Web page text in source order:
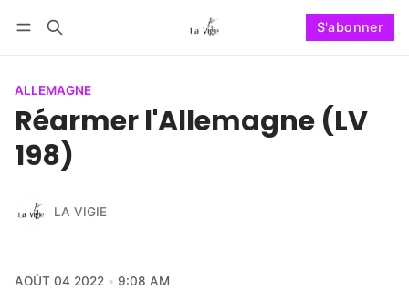
S'abonner
ALLEMAGNE
Réarmer l'Allemagne (LV
198)
LA VIGIE
AOÛT 04 2022
9:08 AM